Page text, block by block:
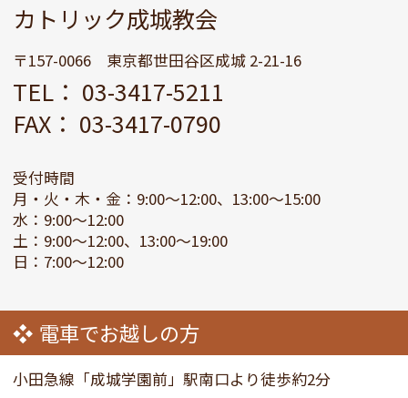
カトリック成城教会
〒157-0066 東京都世田谷区成城 2-21-16
TEL： 03-3417-5211
FAX： 03-3417-0790
受付時間
月・火・木・金：9:00～12:00、13:00～15:00
水：9:00～12:00
土：9:00～12:00、13:00～19:00
日：7:00～12:00
電車でお越しの方
小田急線「成城学園前」駅南口より徒歩約2分